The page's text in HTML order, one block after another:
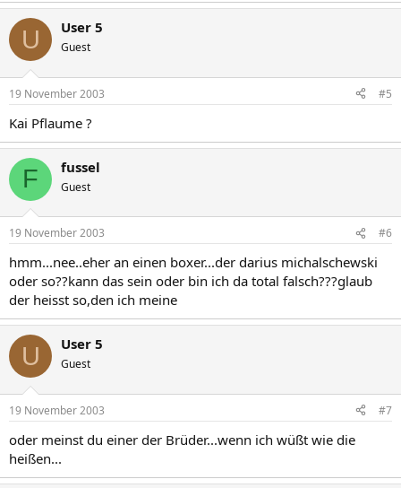
U User 5
Guest
19 November 2003 #5
Kai Pflaume ?
F fussel
Guest
19 November 2003 #6
hmm...nee..eher an einen boxer...der darius michalschewski
oder so??kann das sein oder bin ich da total falsch???glaub
der heisst so,den ich meine
U User 5
Guest
19 November 2003 #7
oder meinst du einer der Brüder...wenn ich wüßt wie die
heißen...